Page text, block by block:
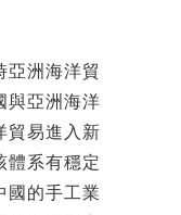
亞洲海洋貿
與亞洲海洋
貿易進入新
體系有穩定
國的手工業